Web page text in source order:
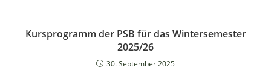
Kursprogramm der PSB für das Wintersemester
2025/26
30. September 2025